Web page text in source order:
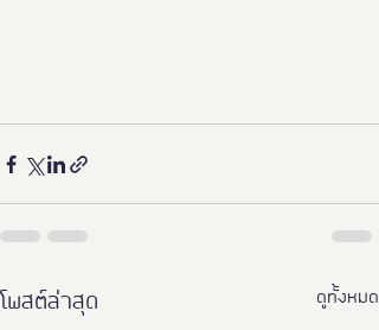
โพสต์ล่าสุด ดูทั้งหมด